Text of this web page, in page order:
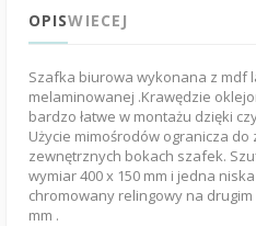
OPISWIECEJ
Szafka biurowa wykonana z mdf
melaminowanej .Krawędzie
bardzo łatwe w montażu dzięki
Użycie mimośrodów ogranicza
zewnętrznych bokach szafek.
wymiar 400 x 150 mm i jedna
chromowany relingowy na
mm .